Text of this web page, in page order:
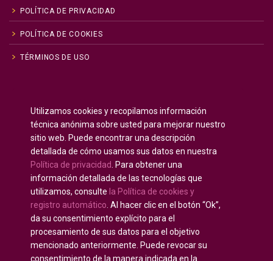
POLÍTICA DE PRIVACIDAD
POLÍTICA DE COOKIES
TÉRMINOS DE USO
Русский
Ruso)
Español
Français(Francés)
Alemán
العربية(Árabe )
Português(Portugués, Portugal)
Utilizamos cookies y recopilamos información
técnica anónima sobre usted para mejorar nuestro
sitio web. Puede encontrar una descripción
detallada de cómo usamos sus datos en nuestra
Política de privacidad
. Para obtener una
información detallada de las tecnologías que
utilizamos, consulte la Política de cookies y
registro automático . Al hacer clic en el botón “Ok”,
da su consentimiento explícito para el
procesamiento de sus datos para el objetivo
mencionado anteriormente. Puede revocar su
consentimiento de la manera indicada en la